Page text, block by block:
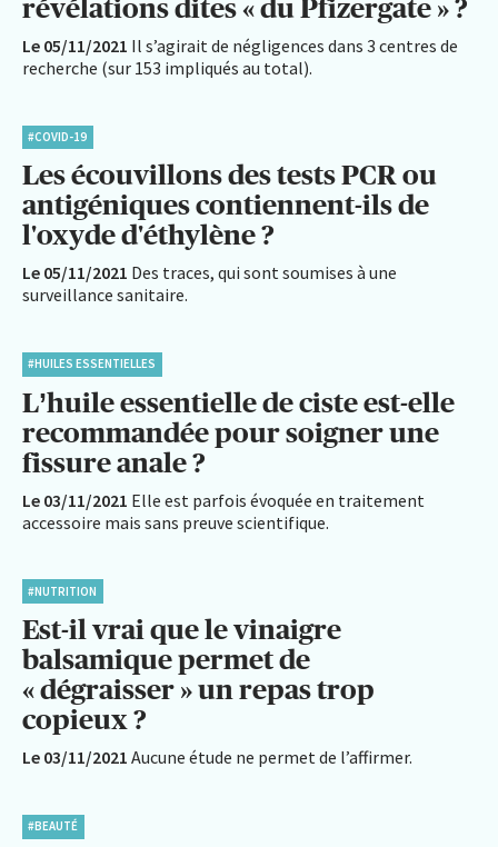
révélations dites « du Pfizergate » ?
Le 05/11/2021 Il s’agirait de négligences dans 3 centres de
recherche (sur 153 impliqués au total).
#COVID-19
Les écouvillons des tests PCR ou
antigéniques contiennent-ils de
l'oxyde d'éthylène ?
Le 05/11/2021 Des traces, qui sont soumises à une
surveillance sanitaire.
#HUILES ESSENTIELLES
L’huile essentielle de ciste est-elle
recommandée pour soigner une
fissure anale ?
Le 03/11/2021 Elle est parfois évoquée en traitement
accessoire mais sans preuve scientifique.
#NUTRITION
Est-il vrai que le vinaigre
balsamique permet de
« dégraisser » un repas trop
copieux ?
Le 03/11/2021 Aucune étude ne permet de l’affirmer.
#BEAUTÉ